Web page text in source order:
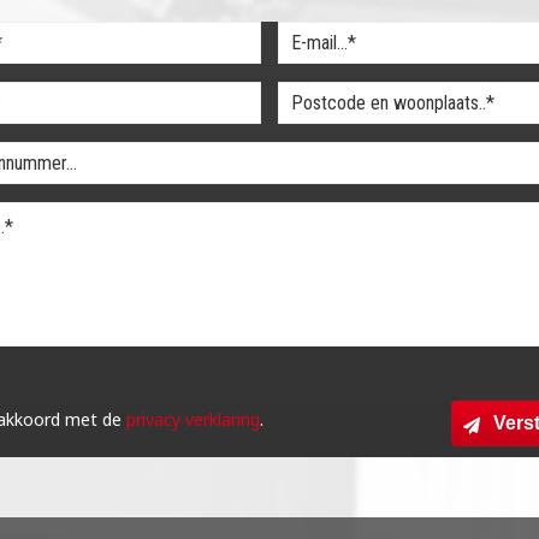
met de privacy verklaring.